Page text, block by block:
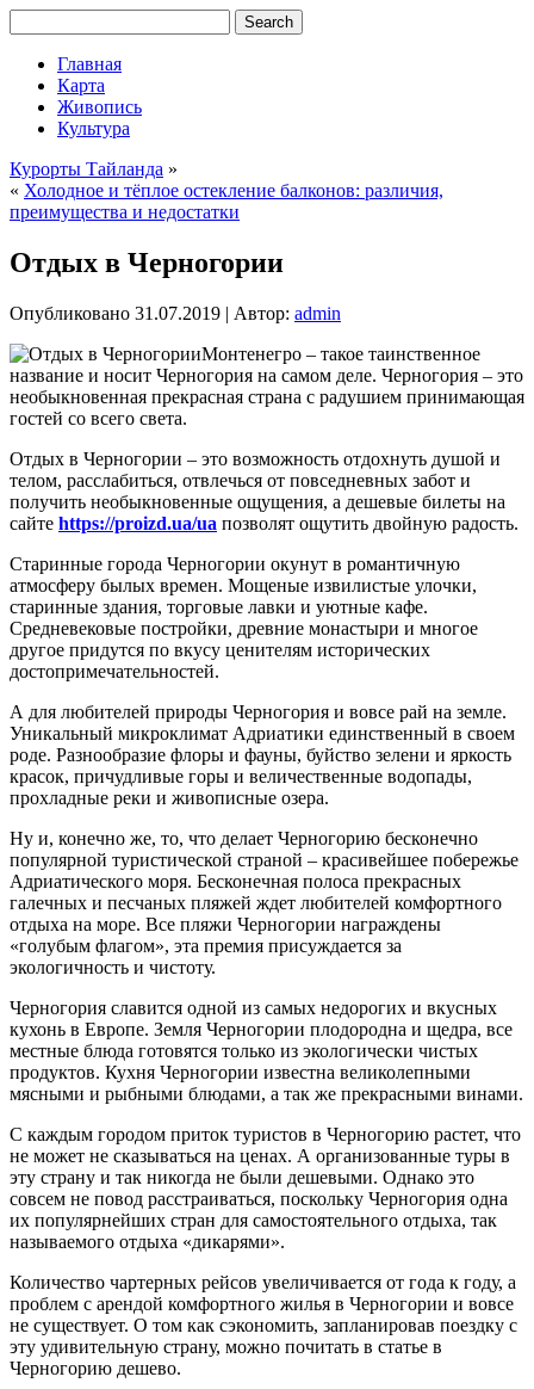
Главная
Карта
Живопись
Культура
Курорты Тайланда »
« Холодное и тёплое остекление балконов: различия,
преимущества и недостатки
Отдых в Черногории
Опубликовано 31.07.2019 | Автор: admin
Монтенегро – такое таинственное
название и носит Черногория на самом деле. Черногория – это
необыкновенная прекрасная страна с радушием принимающая
гостей со всего света.
Отдых в Черногории – это возможность отдохнуть душой и
телом, расслабиться, отвлечься от повседневных забот и
получить необыкновенные ощущения, а дешевые билеты на
сайте https://proizd.ua/ua позволят ощутить двойную радость.
Старинные города Черногории окунут в романтичную
атмосферу былых времен. Мощеные извилистые улочки,
старинные здания, торговые лавки и уютные кафе.
Средневековые постройки, древние монастыри и многое
другое придутся по вкусу ценителям исторических
достопримечательностей.
А для любителей природы Черногория и вовсе рай на земле.
Уникальный микроклимат Адриатики единственный в своем
роде. Разнообразие флоры и фауны, буйство зелени и яркость
красок, причудливые горы и величественные водопады,
прохладные реки и живописные озера.
Ну и, конечно же, то, что делает Черногорию бесконечно
популярной туристической страной – красивейшее побережье
Адриатического моря. Бесконечная полоса прекрасных
галечных и песчаных пляжей ждет любителей комфортного
отдыха на море. Все пляжи Черногории награждены
«голубым флагом», эта премия присуждается за
экологичность и чистоту.
Черногория славится одной из самых недорогих и вкусных
кухонь в Европе. Земля Черногории плодородна и щедра, все
местные блюда готовятся только из экологически чистых
продуктов. Кухня Черногории известна великолепными
мясными и рыбными блюдами, а так же прекрасными винами.
С каждым городом приток туристов в Черногорию растет, что
не может не сказываться на ценах. А организованные туры в
эту страну и так никогда не были дешевыми. Однако это
совсем не повод расстраиваться, поскольку Черногория одна
их популярнейших стран для самостоятельного отдыха, так
называемого отдыха «дикарями».
Количество чартерных рейсов увеличивается от года к году, а
проблем с арендой комфортного жилья в Черногории и вовсе
не существует. О том как сэкономить, запланировав поездку с
эту удивительную страну, можно почитать в статье в
Черногорию дешево.